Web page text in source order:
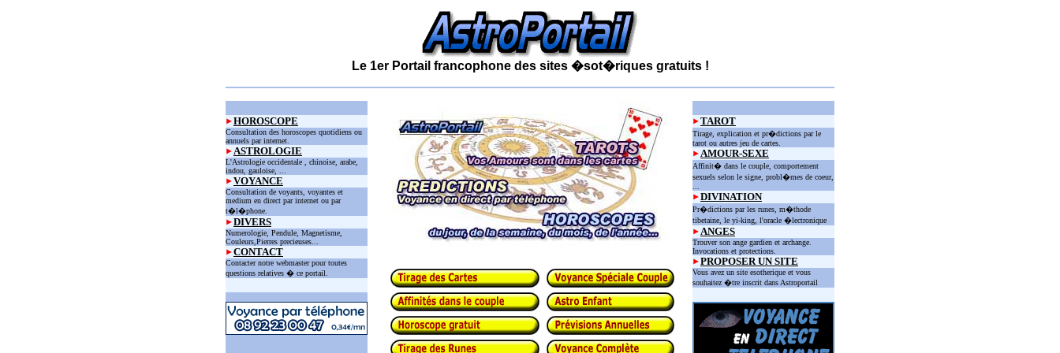
Le 1er Portail francophone des sites �sot�riques gratuits !
HOROSCOPE
Consultation des horoscopes quotidiens ou
annuels par internet.
ASTROLOGIE
L'Astrologie occidentale , chinoise, arabe,
indou, gauloise, ...
VOYANCE
Consultation de voyants, voyantes et
medium en direct par internet ou par
t�l�phone.
DIVERS
Numerologie, Pendule, Magnetisme,
Couleurs,Pierres precieuses...
CONTACT
Contacter notre webmaster pour toutes
questions relatives � ce portail.
TAROT
Tirage, explication et pr�dictions par le
tarot ou autres jeu de cartes.
AMOUR-SEXE
Affinit� dans le couple, comportement
sexuels selon le signe, probl�mes de coeur,
DIVINATION
Pr�dictions par les runes, m�thode
tibetaine, le yi-king, l'oracle �lectronique
ANGES
Trouver son ange gardien et archange.
Invocations et protections.
PROPOSER UN SITE
Vous avez un site esotherique et vous
souhaitez �tre inscrit dans Astroportail